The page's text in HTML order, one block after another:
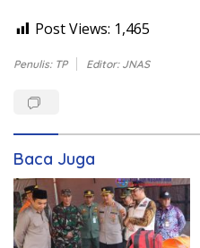
Post Views: 1,465
Penulis: TP Editor: JNAS
Baca Juga